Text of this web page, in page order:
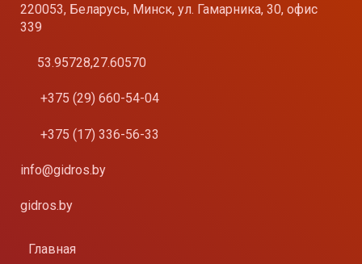
220053, Беларусь, Минск, ул. Гамарника, 30, офис
339
53.95728,27.60570
+375 (29) 660-54-04
+375 (17) 336-56-33
info@gidros.by
gidros.by
Главная